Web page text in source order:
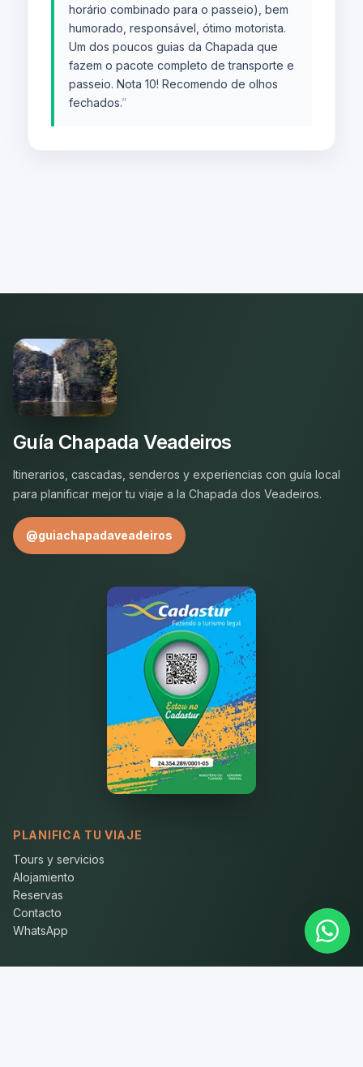
horário combinado para o passeio), bem
humorado, responsável, ótimo motorista.
Um dos poucos guias da Chapada que
fazem o pacote completo de transporte e
passeio. Nota 10! Recomendo de olhos
fechados.”
Guía Chapada Veadeiros
Itinerarios, cascadas, senderos y experiencias con guía local
para planificar mejor tu viaje a la Chapada dos Veadeiros.
@guiachapadaveadeiros
PLANIFICA TU VIAJE
Tours y servicios
Alojamiento
Reservas
Contacto
WhatsApp